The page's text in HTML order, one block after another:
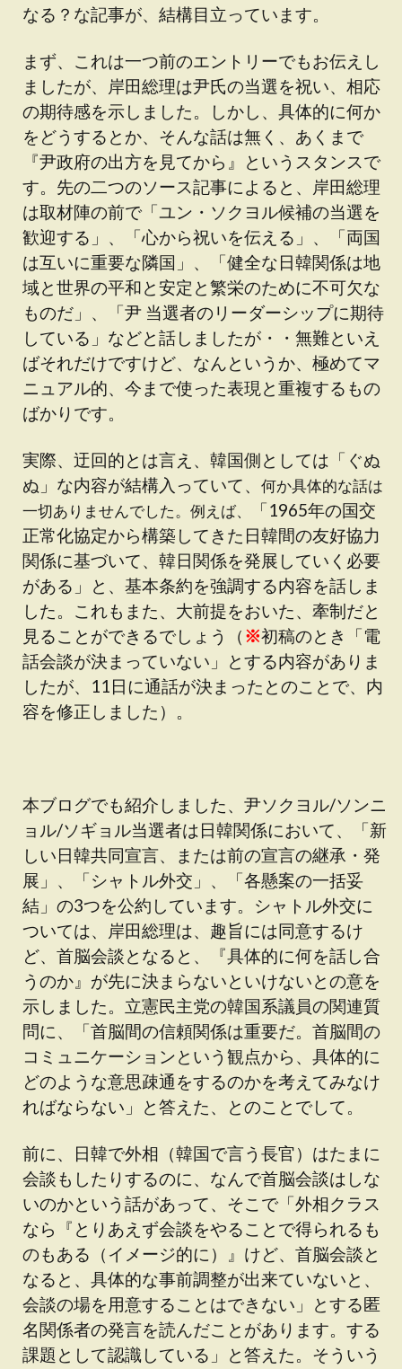
なる？な記事が、結構目立っています。
まず、これは一つ前のエントリーでもお伝えし
ましたが、岸田総理は尹氏の当選を祝い、相応
の期待感を示しました。しかし、具体的に何か
をどうするとか、そんな話は無く、あくまで
『尹政府の出方を見てから』というスタンスで
す。先の二つのソース記事によると、岸田総理
は取材陣の前で「ユン・ソクヨル候補の当選を
歓迎する」、「心から祝いを伝える」、「両国
は互いに重要な隣国」、「健全な日韓関係は地
域と世界の平和と安定と繁栄のために不可欠な
ものだ」、「尹 当選者のリーダーシップに期待
している」などと話しましたが・・無難といえ
ばそれだけですけど、なんというか、極めてマ
ニュアル的、今まで使った表現と重複するもの
ばかりです。
実際、迂回的とは言え、韓国側としては「ぐぬ
ぬ」な内容が結構入っていて、 何か具体的な話は
一切ありませんでした。例えば、
「1965年の国交
正常化協定から構築してきた日韓間の友好協力
関係に基づいて、韓日関係を発展していく必要
がある」と、基本条約を強調する内容を話しま
した。これもまた、大前提をおいた、牽制だと
見ることができるでしょう（ ※初稿のとき「電
話会談が決まっていない」とする内容がありま
したが、11日に通話が決まったとのことで、内
容を修正しました）。
本ブログでも紹介しました、尹ソクヨル/ソンニ
ョル/ソギョル当選者は日韓関係において、「新
しい日韓共同宣言、または前の宣言の継承・発
展」、「シャトル外交」、「各懸案の一括妥
結」の3つを公約しています。シャトル外交に
ついては、岸田総理は、趣旨には同意するけ
ど、首脳会談となると、『具体的に何を話し合
うのか』が先に決まらないといけないとの意を
示しました。立憲民主党の韓国系議員の関連質
問に、「首脳間の信頼関係は重要だ。首脳間の
コミュニケーションという観点から、具体的に
どのような意思疎通をするのかを考えてみなけ
ればならない」と答えた、とのことでして。
前に、日韓で外相（韓国で言う長官）はたまに
会談もしたりするのに、なんで首脳会談はしな
いのかという話があって、そこで「外相クラス
なら『とりあえず会談をやることで得られるも
のもある（イメージ的に）』けど、首脳会談と
なると、具体的な事前調整が出来ていないと、
会談の場を用意することはできない」とする匿
名関係者の発言を読んだことがあります。する
課題として認識している」と答えた。そういう